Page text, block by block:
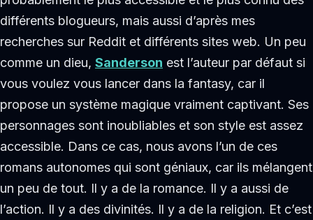
différents blogueurs, mais aussi d’après mes
recherches sur Reddit et différents sites web. Un peu
comme un dieu, Sanderson est l’auteur par défaut si
vous voulez vous lancer dans la fantasy, car il
propose un système magique vraiment captivant. Ses
personnages sont inoubliables et son style est assez
accessible. Dans ce cas, nous avons l’un de ces
romans autonomes qui sont géniaux, car ils mélangent
un peu de tout. Il y a de la romance. Il y a aussi de
l’action. Il y a des divinités. Il y a de la religion. Et c’est